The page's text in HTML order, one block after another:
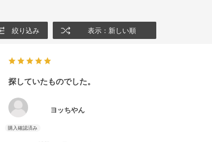
絞り込み 表示：新しい順
探していたものでした。
ヨッちやん